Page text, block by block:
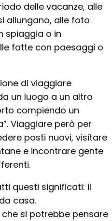
delle vacanze, alle
allungano, alle foto
spiaggia o in
fatte con paesaggi o
di viaggiare
un luogo a un altro
compiendo un
Viaggiare però per
posti nuovi, visitare
e incontrare gente
questi significati: il
casa.
si potrebbe pensare